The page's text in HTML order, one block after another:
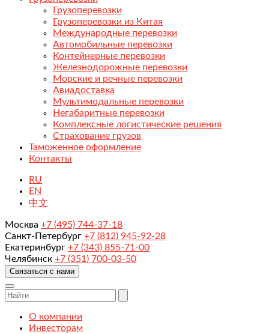
Грузоперевозки
Грузоперевозки из Китая
Международные перевозки
Автомобильные перевозки
Контейнерные перевозки
Железнодорожные перевозки
Морские и речные перевозки
Авиадоставка
Мультимодальные перевозки
Негабаритные перевозки
Комплексные логистические решения
Страхование грузов
Таможенное оформление
Контакты
RU
EN
中文
Москва +7 (495) 744-37-18
Санкт-Петербург +7 (812) 945-92-28
Екатеринбург +7 (343) 855-71-00
Челябинск +7 (351) 700-03-50
Связаться с нами
О компании
Инвесторам